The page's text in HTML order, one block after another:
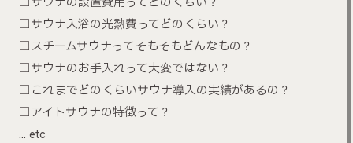
□サウナ入浴の光熱費ってどのくらい？
□スチームサウナってそもそもどんなもの？
□サウナのお手入れって大変ではない？
□これまでどのくらいサウナ導入の実績があるの？
□アイトサウナの特徴って？
… etc